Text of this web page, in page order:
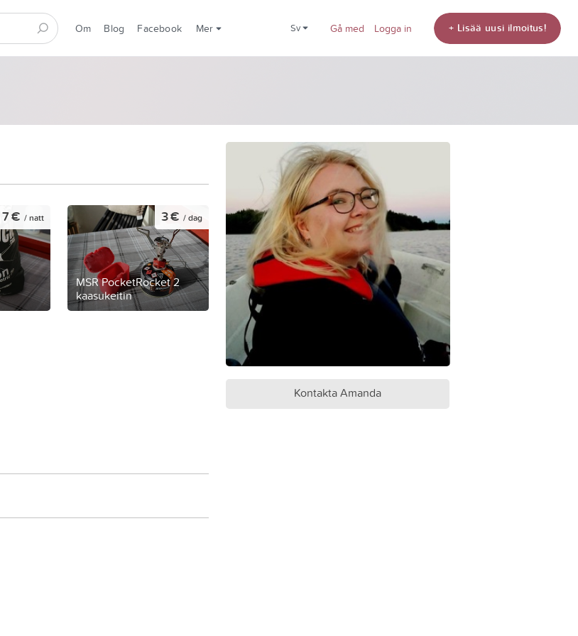
Om Blog Facebook Mer sv Gå med Logga in + Lisää uusi ilmoitus!
7 €/ natt
MSR PocketRocket 2
kaasukeitin
3 € / dag
Kontakta Amanda